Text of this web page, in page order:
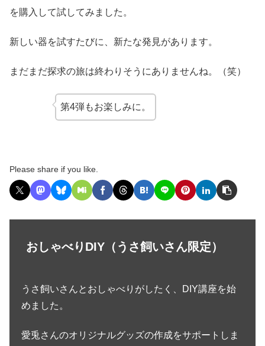
を購入して試してみました。
新しい器を試すたびに、新たな発見があります。
まだまだ探求の旅は終わりそうにありませんね。（笑）
第4弾もお楽しみに。
Please share if you like.
おしゃべりDIY（うさ飼いさん限定）
うさ飼いさんとおしゃべりがしたく、DIY講座を始
めました。
愛兎さんのオリジナルグッズの作成をサポートしま